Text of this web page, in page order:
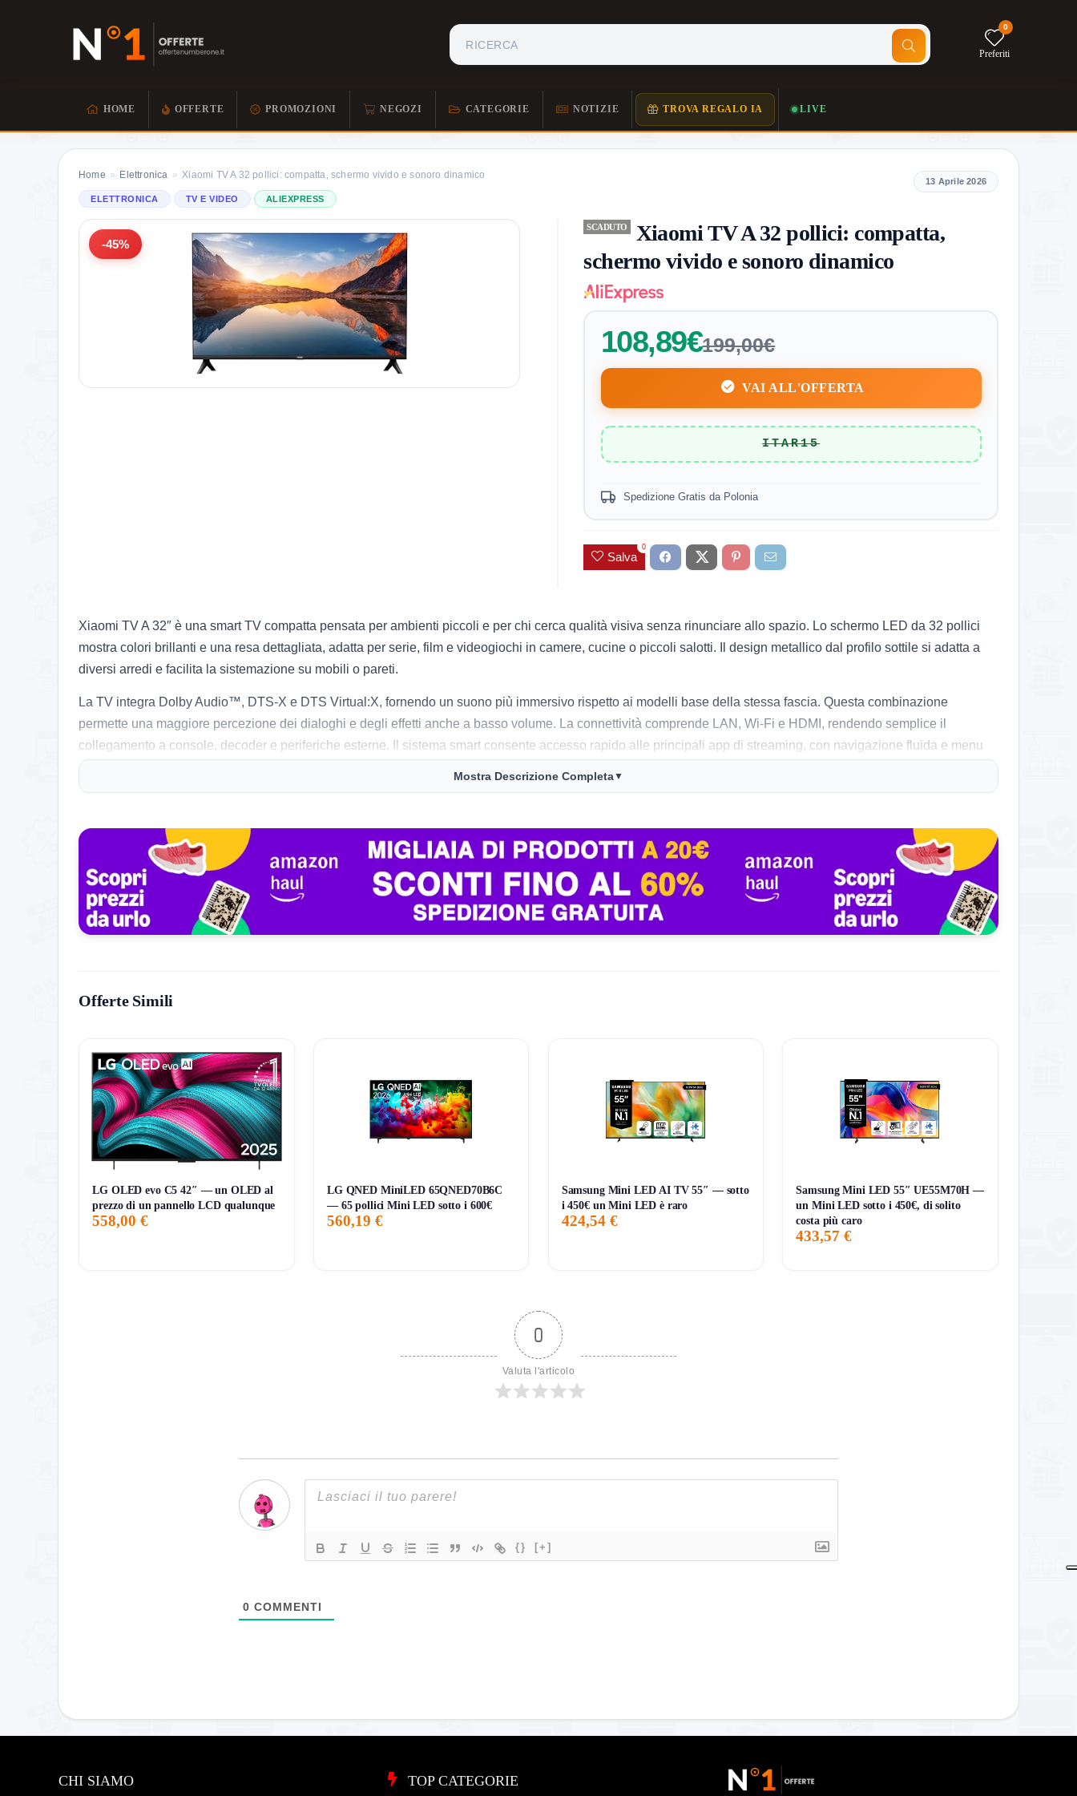
0
Preferiti
HOME OFFERTE PROMOZIONI NEGOZI CATEGORIE NOTIZIE TROVA REGALO IA LIVE
Home » Elettronica » Xiaomi TV A 32 pollici: compatta, schermo vivido e sonoro dinamico
ELETTRONICA TV E VIDEO ALIEXPRESS
-45%
SCADUTO
Xiaomi TV A 32 pollici: compatta,
schermo vivido e sonoro dinamico
108,89€199,00€
VAI ALL'OFFERTA
ITAR15
Spedizione Gratis da Polonia
Salva
0
13 Aprile 2026
Xiaomi TV A 32″ è una smart TV compatta pensata per ambienti piccoli e per chi cerca qualità visiva senza rinunciare allo spazio. Lo schermo LED da 32 pollici
mostra colori brillanti e una resa dettagliata, adatta per serie, film e videogiochi in camere, cucine o piccoli salotti. Il design metallico dal profilo sottile si adatta a
diversi arredi e facilita la sistemazione su mobili o pareti.
La TV integra Dolby Audio™, DTS-X e DTS Virtual:X, fornendo un suono più immersivo rispetto ai modelli base della stessa fascia. Questa combinazione
permette una maggiore percezione dei dialoghi e degli effetti anche a basso volume. La connettività comprende LAN, Wi-Fi e HDMI, rendendo semplice il
collegamento a console, decoder e periferiche esterne. Il sistema smart consente accesso rapido alle principali app di streaming, con navigazione fluida e menu
intuitivi.
maggiore.
Cosa dice chi lo ha già acquistato:
Gli acquirenti segnalano la spedizione rapida e apprezzano la qualità visiva sia per contenuti streaming che per canali tradizionali. Piace la chiarezza audio e la
255 giorni di monitoraggio
108,89€
ATTUALE
87,00€
MINIMO
108,89€
MASSIMO
↑+0.1%
VARIAZIONE
7G 30G 90G Tutto
Mostra Descrizione Completa▼
Offerte Simili
LG OLED evo C5 42″ — un OLED al
prezzo di un pannello LCD qualunque
558,00 €
LG QNED MiniLED 65QNED70B6C
— 65 pollici Mini LED sotto i 600€
560,19 €
Samsung Mini LED AI TV 55″ — sotto
i 450€ un Mini LED è raro
424,54 €
Samsung Mini LED 55″ UE55M70H —
un Mini LED sotto i 450€, di solito
costa più caro
433,57 €
0
Valuta l'articolo
{} [+]
0 COMMENTI
CHI SIAMO TOP CATEGORIE